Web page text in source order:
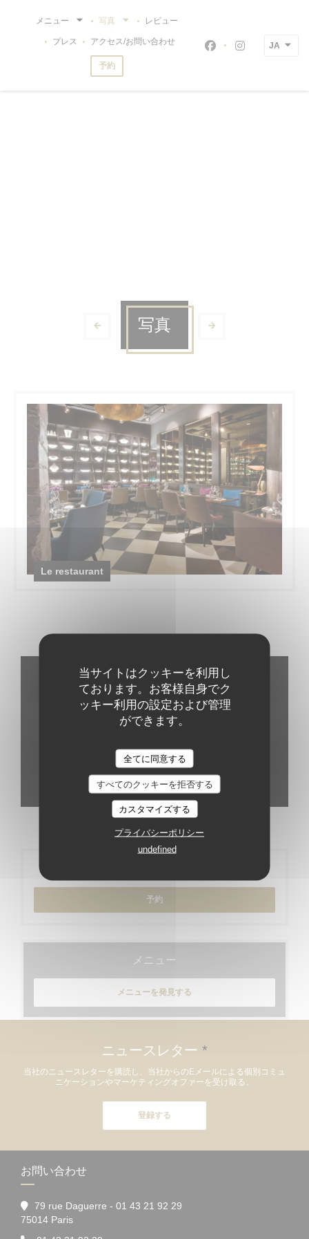
当サイトはクッキーを利用し
ております。お客様自身でク
ッキー利用の設定および管理
ができます。
全てに同意する
すべてのクッキーを拒否する
カスタマイズする
プライバシーポリシー
undefined
メニュー 写真 レビュー
プレス アクセス/お問い合わせ
予約
Facebook ((新しい
Instagram ((
JA
写真
Le restaurant
予約
メニュー
メニューを発見する
ニュースレター *
当社のニュースレターを購読し、当社からのEメールによる個別コミュ
ニケーションやマーケティングオファーを受け取る。
登録する
お問い合わせ
79 rue Daguerre - 01 43 21 92 29
75014 Paris((新しいウィンドウで開きます))